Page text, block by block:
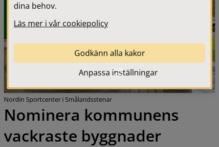
Nordin Sportcenter i Smålandsstenar
Nominera kommunens
vackraste byggnader
dina behov.
Läs mer i vår cookiepolicy
Godkänn alla kakor
Anpassa inställningar